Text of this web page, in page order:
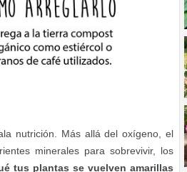
nutrición. Más allá del oxígeno, el
minerales para sobrevivir, los
tus plantas se vuelven amarillas